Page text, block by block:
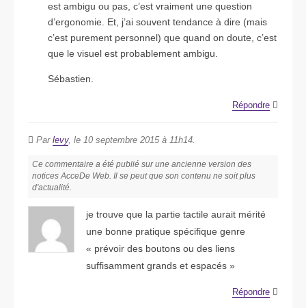
est ambigu ou pas, c’est vraiment une question
d’ergonomie. Et, j’ai souvent tendance à dire (mais
c’est purement personnel) que quand on doute, c’est
que le visuel est probablement ambigu.
Sébastien.
Répondre
Par levy, le 10 septembre 2015 à 11h14.
Ce commentaire a été publié sur une ancienne version des
notices AcceDe Web. Il se peut que son contenu ne soit plus
d'actualité.
je trouve que la partie tactile aurait mérité
une bonne pratique spécifique genre
« prévoir des boutons ou des liens
suffisamment grands et espacés »
Répondre